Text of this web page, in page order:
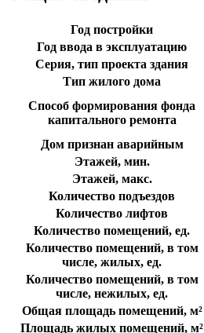
Год постройки
Год ввода в эксплуатацию
Серия, тип проекта здания
Тип жилого дома
Способ формирования фонда
капитального ремонта
Дом признан аварийным
Этажей, мин.
Этажей, макс.
Количество подъездов
Количество лифтов
Количество помещений, ед.
Количество помещений, в том
числе, жилых, ед.
Количество помещений, в том
числе, нежилых, ед.
Общая площадь помещений, м²
Площадь жилых помещений, м²